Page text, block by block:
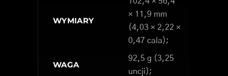
WYMIARY
× 11,9 mm
(4,03 × 2,22 ×
0,47 cala);
WAGA
92,5 g (3,25
uncji);